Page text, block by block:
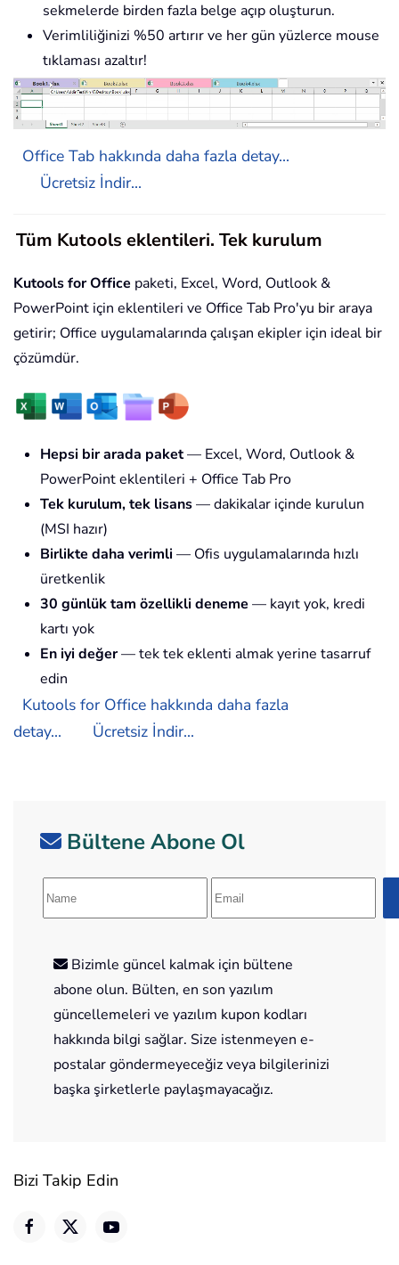
sekmelerde birden fazla belge açıp oluşturun.
Verimliliğinizi %50 artırır ve her gün yüzlerce mouse
tıklaması azaltır!
Office Tab hakkında daha fazla detay...
Ücretsiz İndir...
Tüm Kutools eklentileri. Tek kurulum
Kutools for Office paketi, Excel, Word, Outlook &
PowerPoint için eklentileri ve Office Tab Pro'yu bir araya
getirir; Office uygulamalarında çalışan ekipler için ideal bir
çözümdür.
Hepsi bir arada paket— Excel, Word, Outlook &
PowerPoint eklentileri + Office Tab Pro
Tek kurulum, tek lisans— dakikalar içinde kurulun
(MSI hazır)
Birlikte daha verimli — Ofis uygulamalarında hızlı
üretkenlik
30 günlük tam özellikli deneme — kayıt yok, kredi
kartı yok
En iyi değer— tek tek eklenti almak yerine tasarruf
edin
Kutools for Office hakkında daha fazla
detay...
Ücretsiz İndir...
Bültene Abone Ol
Bizimle güncel kalmak için bültene
abone olun. Bülten, en son yazılım
güncellemeleri ve yazılım kupon kodları
hakkında bilgi sağlar. Size istenmeyen e-
postalar göndermeyeceğiz veya bilgilerinizi
başka şirketlerle paylaşmayacağız.
Bizi Takip Edin